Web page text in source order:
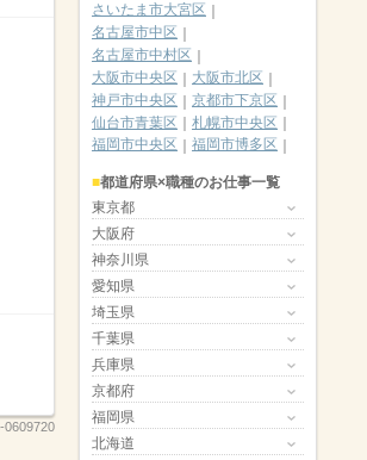
0609720
さいたま市大宮区
名古屋市中区
名古屋市中村区
大阪市中央区
大阪市北区
神戸市中央区
京都市下京区
仙台市青葉区
札幌市中央区
福岡市中央区
福岡市博多区
都道府県×職種のお仕事一覧
東京都
大阪府
神奈川県
愛知県
埼玉県
千葉県
兵庫県
京都府
福岡県
北海道